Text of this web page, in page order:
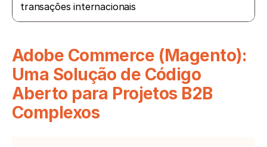
transações internacionais
Adobe Commerce (Magento):
Uma Solução de Código
Aberto para Projetos B2B
Complexos